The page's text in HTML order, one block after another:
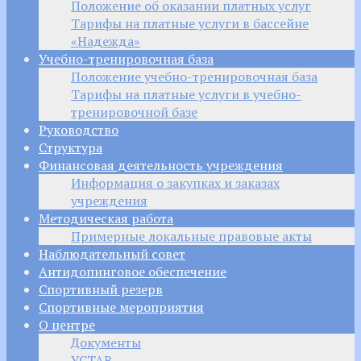
Положение об оказании платных услуг
Тарифы на платные услуги в бассейне
«Надежда»
Учебно-тренировочная база
Положение учебно-тренировочная база
Тарифы на платные услуги в учебно-
тренировочной базе
Руководство
Структура
Финансовая деятельность учреждения
Информация о закупках и заказах
учреждения
Методическая работа
Примерные локальные правовые акты
Наблюдательный совет
Антидопинговое обеспечение
Спортивный резерв
Спортивные мероприятия
О центре
Документы